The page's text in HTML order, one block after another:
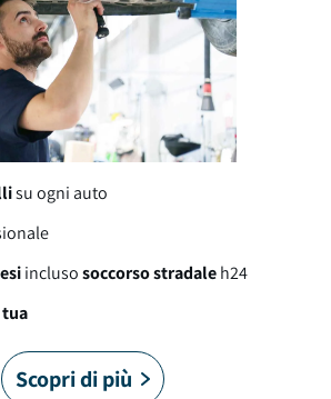
nel prezzo. Su tutte le nostre auto
brumbrum di 12 mesi dalla consegna
24/7 in Italia e in Europa. Sei pronto a
su ogni auto
inclusosoccorso stradaleh24
tua
Scopri di più